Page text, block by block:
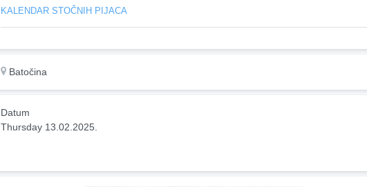
KALENDAR STOČNIH PIJACA
Batočina
Datum
Thursday 13.02.2025.